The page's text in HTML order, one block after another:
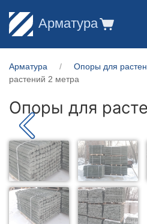
Арматура
Арматура Опоры для
растений 2 метра
Опоры для